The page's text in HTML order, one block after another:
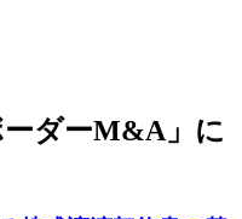
ーダーM&A」に